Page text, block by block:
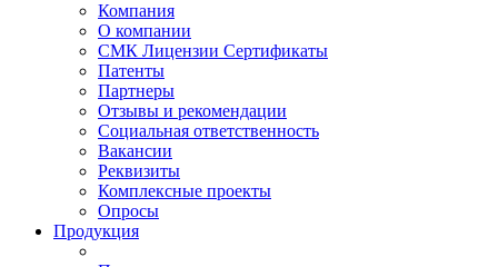
Компания
О компании
СМК Лицензии Сертификаты
Патенты
Партнеры
Отзывы и рекомендации
Социальная ответственность
Вакансии
Реквизиты
Комплексные проекты
Опросы
Продукция